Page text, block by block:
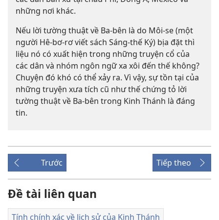
những nơi khác.
Nếu lời tường thuật về Ba-bên là do Môi-se (một
người Hê-bơ-rơ viết sách Sáng-thế Ký) bịa đặt thì
liệu nó có xuất hiện trong những truyện cổ của
các dân và nhóm ngôn ngữ xa xôi đến thế không?
Chuyện đó khó có thể xảy ra. Vì vậy, sự tồn tại của
những truyện xưa tích cũ như thế chứng tỏ lời
tường thuật về Ba-bên trong Kinh Thánh là đáng
tin.
Trước Tiếp theo
Đề tài liên quan
Tính chính xác về lịch sử của Kinh Thánh